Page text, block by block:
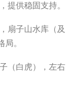
提供稳固支持。
扇子山水库（及
。
（白虎），左右